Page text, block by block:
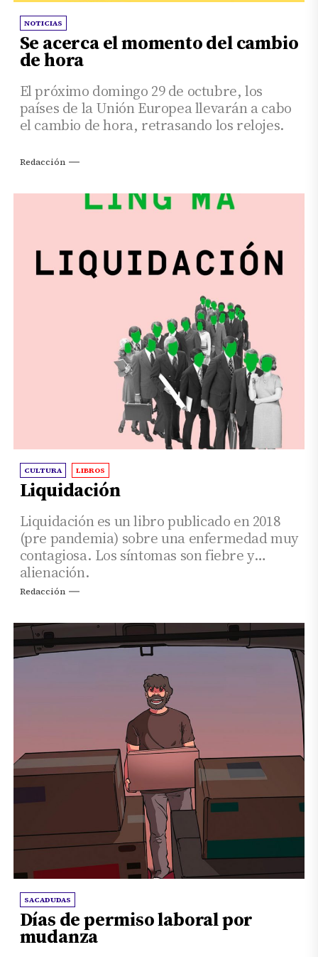
NOTICIAS
Se acerca el momento del cambio
de hora
El próximo domingo 29 de octubre, los
países de la Unión Europea llevarán a cabo
el cambio de hora, retrasando los relojes.
Redacción
CULTURA LIBROS
Liquidación
Liquidación es un libro publicado en 2018
(pre pandemia) sobre una enfermedad muy
contagiosa. Los síntomas son fiebre y
alienación.
Redacción
SACADUDAS
Días de permiso laboral por
mudanza